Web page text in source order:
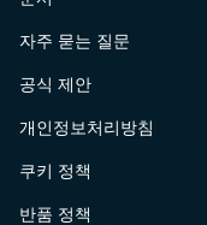
자주 묻는 질문
공식 제안
개인정보처리방침
쿠키 정책
반품 정책